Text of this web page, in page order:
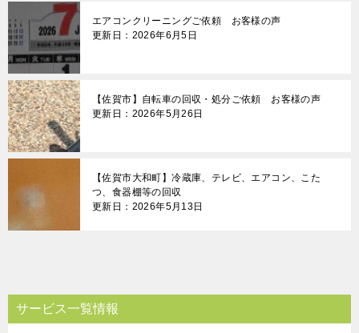
エアコンクリーニングご依頼 お客様の声
更新日：2026年6月5日
【佐賀市】自転車の回収・処分ご依頼 お客様の声
更新日：2026年5月26日
【佐賀市大和町】冷蔵庫、テレビ、エアコン、こた
つ、食器棚等の回収
更新日：2026年5月13日
サービス一覧情報